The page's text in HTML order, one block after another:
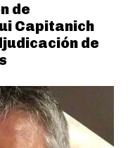
de
Capitanich
de